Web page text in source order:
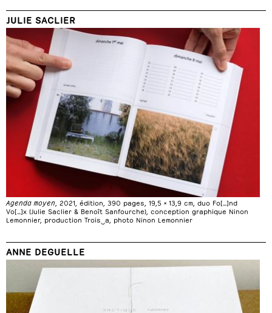
JULIE SACLIER
Agenda moyen , 2021, édition, 390 pages, 19,5 × 13,9 cm, duo Fo[…]nd
Vo[…]x (Julie Saclier & Benoît Sanfourche), conception graphique Ninon
Lemonnier, production Trois‿a, photo Ninon Lemonnier
ANNE DEGUELLE